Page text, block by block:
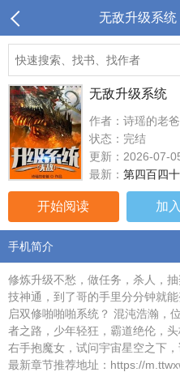
无敌升级系统
无敌升级系统
作者：诗瑶的老爸
状态：完结
更新：2026-07-
最新： 第四百四
开始阅读 加
手机简介
修炼升级不愁，做任务，杀人，
技神通，到了哥的手里分分钟就
启双修啪啪啪系统？ 混沌浩瀚，
者之路，少年轻狂，霸道绝伦，
右手抱魔女，试问宇宙星空之下，
最新章节推荐地址：https://